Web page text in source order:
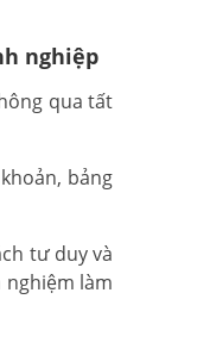
nghiệp
qua tất
bảng
tư duy và
làm